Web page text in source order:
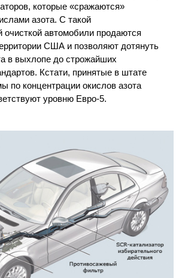
которые «сражаются»
азота. С такой
очисткой автомобили продаются
США и позволяют дотянуть
в выхлопе до строжайших
Кстати, принятые в штате
по концентрации окислов азота
уровню Евро-5.